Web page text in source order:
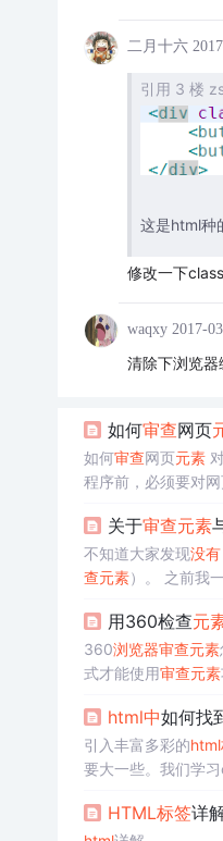
二月十六
引用 3 楼
这是html种
修改一下
waqxy 2017-
清除下浏览器
如何审查网页
如何审查网页元素
程序前，必须要对
浏览器。 检查百度
关于审查元素
不知道大家发现没有
查元素）。 之前我
用360检查元
360浏览器审查元素
式才能使用审查元素
html中如何找
引入丰富多彩的html
要大一些。我们学
HTML标签详